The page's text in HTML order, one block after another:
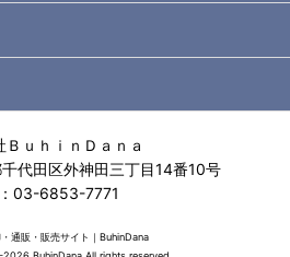
ＢｕｈｉｎＤａｎａ
代田区外神田三丁目14番10号
03-6853-7771
通販・販売サイト｜BuhinDana